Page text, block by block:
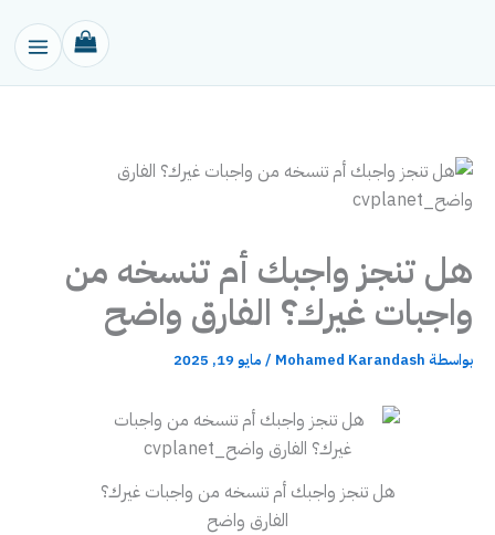
هل تنجز واجبك أم تنسخه من
واجبات غيرك؟ الفارق واضح
بواسطة Mohamed Karandash
/ مايو 19, 2025
هل تنجز واجبك أم تنسخه من واجبات غيرك؟
الفارق واضح